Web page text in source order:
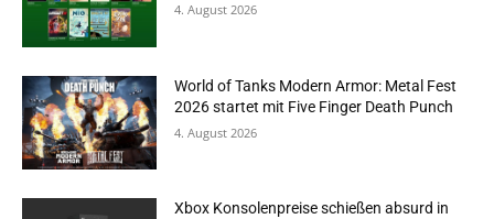
4. August 2026
World of Tanks Modern Armor: Metal Fest
2026 startet mit Five Finger Death Punch
4. August 2026
Xbox Konsolenpreise schießen absurd in